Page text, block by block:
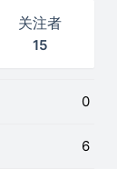
关注者
15
0
6